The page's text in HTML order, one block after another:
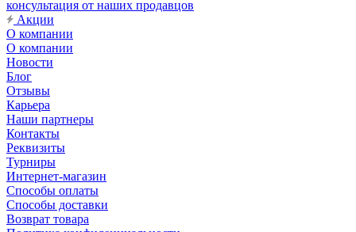
консультация от наших продавцов
Акции
О компании
О компании
Новости
Блог
Отзывы
Карьера
Наши партнеры
Контакты
Реквизиты
Турниры
Интернет-магазин
Способы оплаты
Способы доставки
Возврат товара